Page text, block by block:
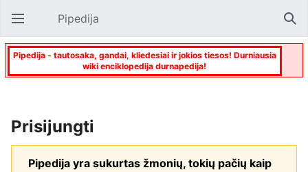
Atverti pagrindinį meniu Pipedija
Pipedija - tautosaka, gandai, kliedesiai ir jokios tiesos! Durniausia
wiki enciklopedija durnapedija!
Prisijungti
Pipedija yra sukurtas žmonių, tokių pačių kaip